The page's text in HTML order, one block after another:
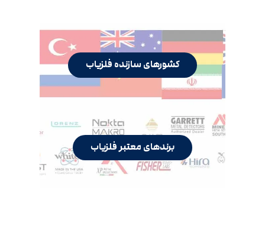
کشورهای سازنده فلزیاب
برندهای معتبر فلزیاب